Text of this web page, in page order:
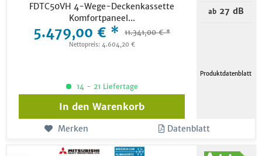
FDTC50VH 4-Wege-Deckenkassette
Komfortpaneel...
5.479,00 € * 11.341,00 € *
Nettopreis: 4.604,20 €
ab27 dB
Produktdatenblatt
14 - 21 Liefertage
In den Warenkorb
Merken Datenblatt